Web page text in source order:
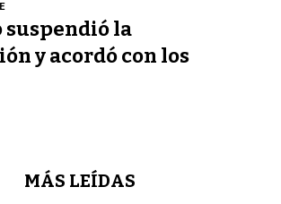
suspendió la
y acordó con los
MÁS LEÍDAS